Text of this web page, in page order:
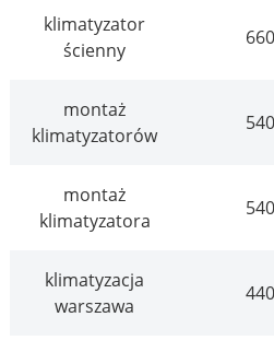
klimatyzator
ścienny
montaż
klimatyzatorów
montaż
klimatyzatora
klimatyzacja
warszawa